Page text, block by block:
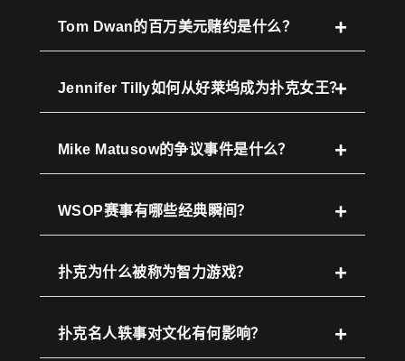
Tom Dwan的百万美元赌约是什么？
Jennifer Tilly如何从好莱坞成为扑克女王？
Mike Matusow的争议事件是什么？
WSOP赛事有哪些经典瞬间？
扑克为什么被称为智力游戏？
扑克名人轶事对文化有何影响？